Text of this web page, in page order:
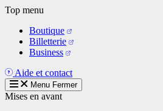
Aller
contenu
principal
Top menu
Boutique
Billetterie
Business
Aide et contact
Menu Fermer
Mises en avant